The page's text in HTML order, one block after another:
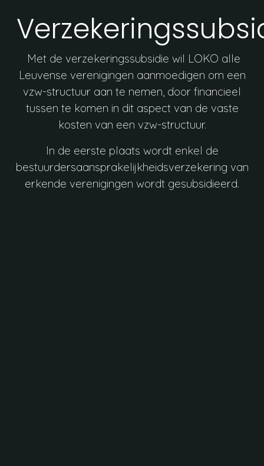
Met de verzekeringssubsidie wil LOKO alle
Leuvense verenigingen aanmoedigen om een
vzw-structuur aan te nemen, door financieel
tussen te komen in dit aspect van de vaste
kosten van een vzw-structuur.
In de eerste plaats wordt enkel de
bestuurdersaansprakelijkheidsverzekering van
erkende verenigingen wordt gesubsidieerd.